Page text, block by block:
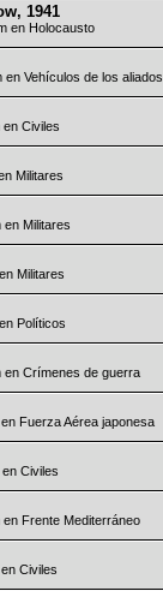
1941
en Holocausto
en Vehículos de los aliados
en Civiles
Militares
en Militares
Militares
Políticos
en Crímenes de guerra
Fuerza Aérea japonesa
en Civiles
en Frente Mediterráneo
Civiles